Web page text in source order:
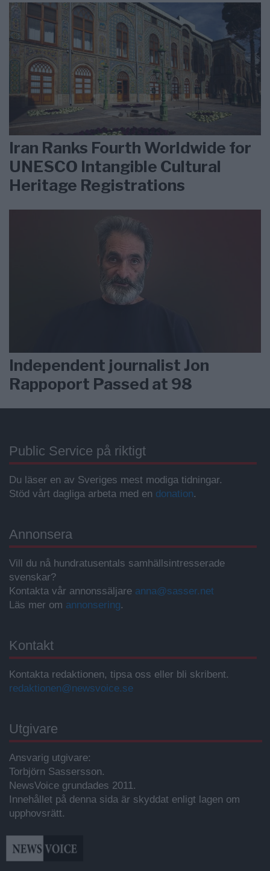
Iran Ranks Fourth Worldwide for
UNESCO Intangible Cultural
Heritage Registrations
Independent journalist Jon
Rappoport Passed at 98
Public Service på riktigt
Du läser en av Sveriges mest modiga tidningar.
Stöd vårt dagliga arbeta med en donation.
Annonsera
Vill du nå hundratusentals samhällsintresserade
svenskar?
Kontakta vår annonssäljare anna@sasser.net
Läs mer om annonsering.
Kontakt
Kontakta redaktionen, tipsa oss eller bli skribent.
redaktionen@newsvoice.se
Utgivare
Ansvarig utgivare:
Torbjörn Sassersson.
NewsVoice grundades 2011.
Innehållet på denna sida är skyddat enligt lagen om
upphovsrätt.